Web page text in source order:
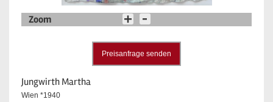
Zoom
Preisanfrage senden
Jungwirth Martha
Wien *1940